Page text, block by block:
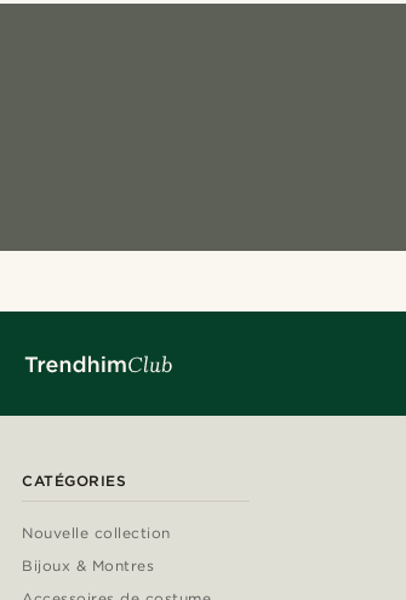
CATÉGORIES
Nouvelle collection
Bijoux & Montres